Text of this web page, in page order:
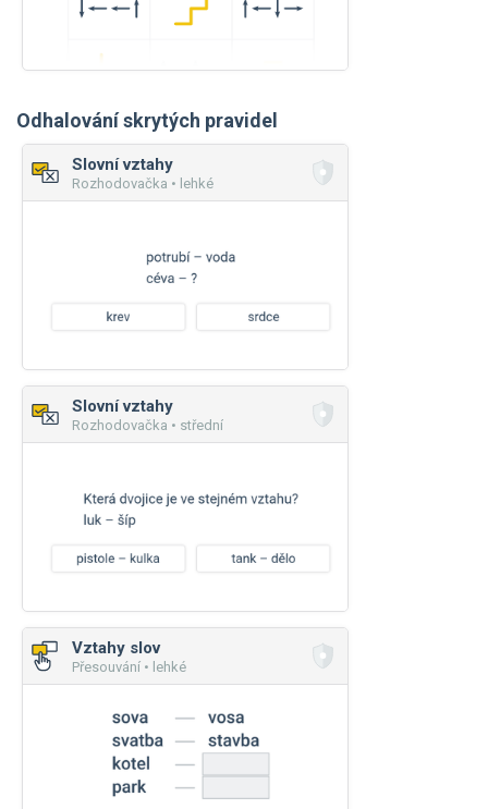
Odhalování skrytých pravidel
Slovní vztahy
Rozhodovačka • lehké
Slovní vztahy
Rozhodovačka • střední
Vztahy slov
Přesouvání • lehké